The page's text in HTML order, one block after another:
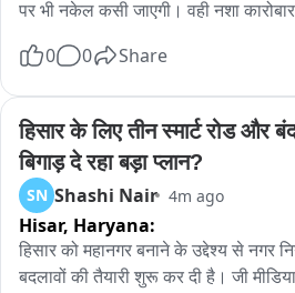
पर भी नकेल कसी जाएगी। वही नशा
उन्होंने कहा कि अधिक मात्रा में कुल्लू घूमने
में कदम उठाए जाएंगे। एसपी कुल्लू अभिषेक
संभाल लिया है इस दौरान उन्होंने अपनी
सामने रखा उन्होंने जानकारी देते हुए बताया
जैसे तत्वों पर कार्यवाही की जाएगी और जिला
लिए प्रयास किया जाएगा।
0 0 Share
हिसार के लिए तीन स्मार्ट रोड और
बिगाड़ दे रहा बड़ा प्लान?
SN Shashi Nair 4m ago
Hisar, Haryana:
हिसार को महानगर बनाने के उद्देश्य से नगर
बदलावों की तैयारी शुरू कर दी है। जी